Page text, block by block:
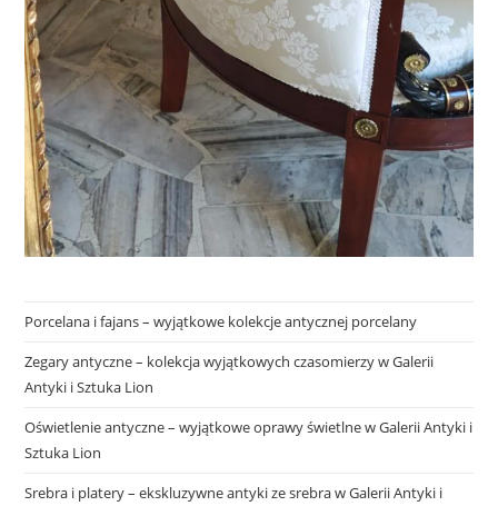
Porcelana i fajans – wyjątkowe kolekcje antycznej porcelany
Zegary antyczne – kolekcja wyjątkowych czasomierzy w Galerii
Antyki i Sztuka Lion
Oświetlenie antyczne – wyjątkowe oprawy świetlne w Galerii Antyki i
Sztuka Lion
Srebra i platery – ekskluzywne antyki ze srebra w Galerii Antyki i